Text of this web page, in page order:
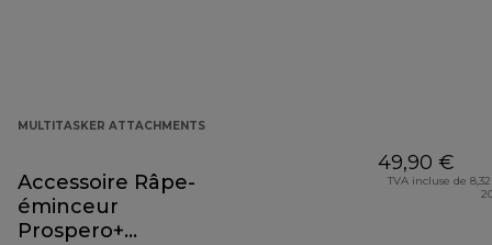
MULTITASKER ATTACHMENTS
Accessoire Râpe-
éminceur
Prospero+
49,90 €
TVA incluse de